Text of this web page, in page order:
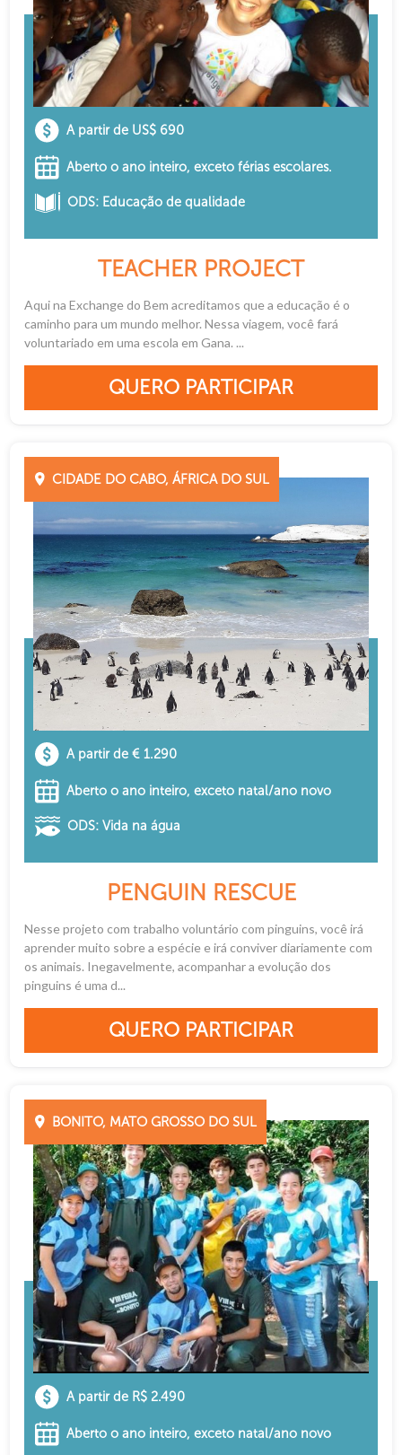
A partir de US$ 690
Aberto o ano inteiro, exceto férias escolares.
ODS: Educação de qualidade
TEACHER PROJECT
Aqui na Exchange do Bem acreditamos que a educação é o
caminho para um mundo melhor. Nessa viagem, você fará
voluntariado em uma escola em Gana. ...
QUERO PARTICIPAR
CIDADE DO CABO, ÁFRICA DO SUL
A partir de € 1.290
Aberto o ano inteiro, exceto natal/ano novo
ODS: Vida na água
PENGUIN RESCUE
Nesse projeto com trabalho voluntário com pinguins, você irá
aprender muito sobre a espécie e irá conviver diariamente com
os animais. Inegavelmente, acompanhar a evolução dos
pinguins é uma d...
QUERO PARTICIPAR
BONITO, MATO GROSSO DO SUL
A partir de R$ 2.490
Aberto o ano inteiro, exceto natal/ano novo